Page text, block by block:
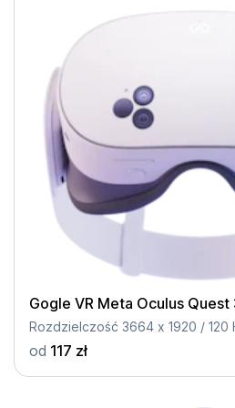
Gogle VR Meta Oculus Quest
od 117 zł